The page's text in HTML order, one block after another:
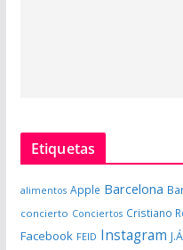
Etiquetas
alimentos Apple Barcelona
concierto Conciertos Cristiano
Facebook FEID Instagram